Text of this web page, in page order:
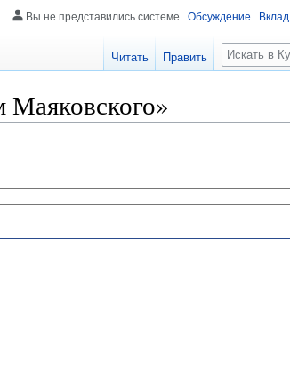
Вы не представились системе Обсуждение Вклад
Читать Править
Поиск